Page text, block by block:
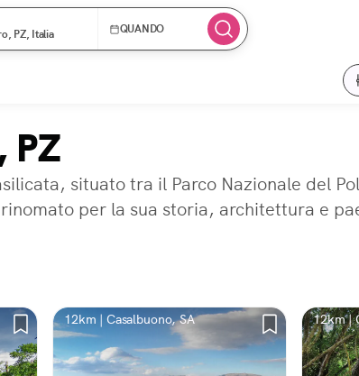
PZ, Italia
QUANDO
PZ
situato tra il Parco Nazionale del
per la sua storia, architettura e
12km | Casalbuono, SA 12km |